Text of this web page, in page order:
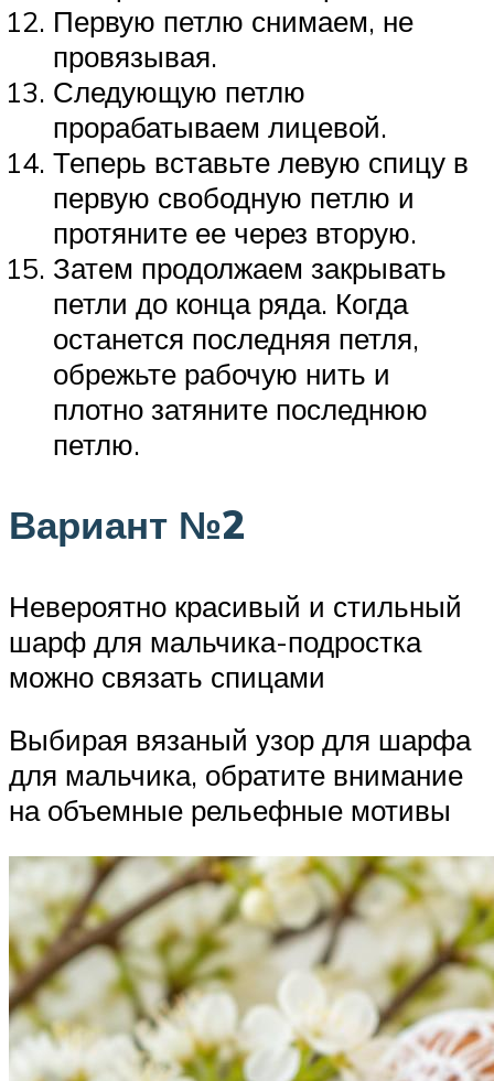
Первую петлю снимаем, не
провязывая.
Следующую петлю
прорабатываем лицевой.
Теперь вставьте левую спицу в
первую свободную петлю и
протяните ее через вторую.
Затем продолжаем закрывать
петли до конца ряда. Когда
останется последняя петля,
обрежьте рабочую нить и
плотно затяните последнюю
петлю.
Вариант №2
Невероятно красивый и стильный
шарф для мальчика-подростка
можно связать спицами
Выбирая вязаный узор для шарфа
для мальчика, обратите внимание
на объемные рельефные мотивы